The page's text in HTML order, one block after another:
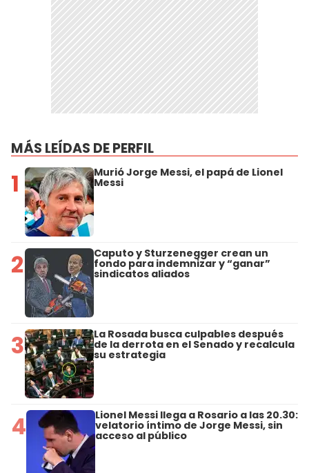
MÁS LEÍDAS DE PERFIL
1 Murió Jorge Messi, el papá de Lionel
Messi
2 Caputo y Sturzenegger crean un
fondo para indemnizar y “ganar”
sindicatos aliados
3 La Rosada busca culpables después
de la derrota en el Senado y recalcula
su estrategia
4 Lionel Messi llega a Rosario a las 20.30:
velatorio íntimo de Jorge Messi, sin
acceso al público